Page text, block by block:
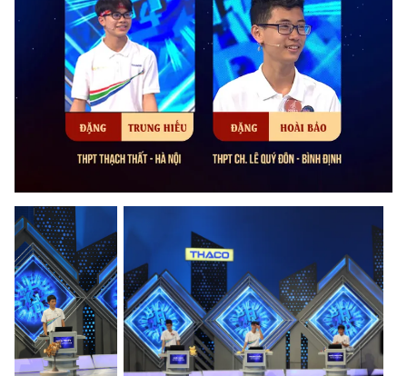
Infographic
Shorts video
VTV Money VTV Thể thao
VTV Sức khoẻ Bất động sản
Thị trường 24h Tấm lòng Việt
VTV4 Vươn mình bằng AI
VTV9 VTV8